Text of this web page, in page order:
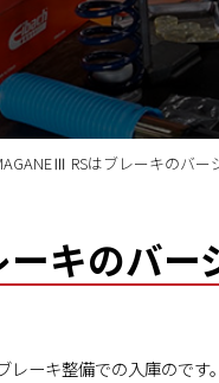
転支援システム）診断
タ
ス
ージ3 車種別価格表
プジョー 特
RSはブレーキのバー
キのバー
ーキ整備での入庫ので